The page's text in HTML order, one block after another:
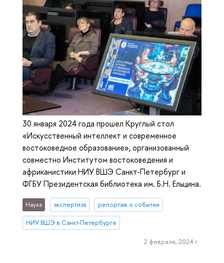
30 января 2024 года прошел Круглый стол
«Искусственный интеллект и современное
востоковедное образование», организованный
совместно Институтом востоковедения и
африканистики НИУ ВШЭ Санкт-Петербург и
ФГБУ Президентская библиотека им. Б.Н. Ельцина.
Наука экспертиза репортаж о событии
НИУ ВШЭ в Санкт-Петербурге
2 февраля, 2024 г.